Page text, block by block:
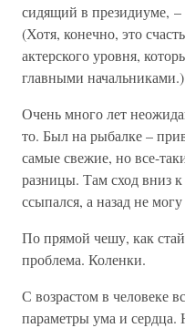
сидящий в президиуме,
(Хотя, конечно, это
актерского уровня,
главными начальниками.)
Очень много лет
то. Был на рыбалке –
самые свежие, но все-
разницы. Там сход вниз
ссыпался, а назад не
По прямой чешу, как
проблема. Коленки.
С возрастом в человеке
параметры ума и сердца.